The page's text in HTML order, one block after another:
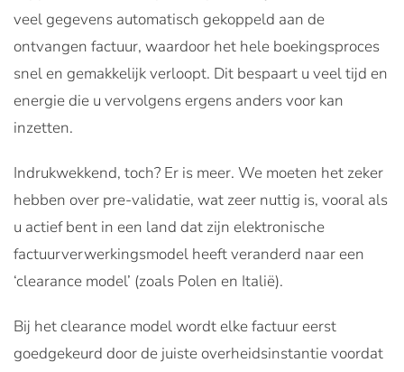
veel gegevens automatisch gekoppeld aan de
ontvangen factuur, waardoor het hele boekingsproces
snel en gemakkelijk verloopt. Dit bespaart u veel tijd en
energie die u vervolgens ergens anders voor kan
inzetten.
Indrukwekkend, toch? Er is meer. We moeten het zeker
hebben over pre-validatie, wat zeer nuttig is, vooral als
u actief bent in een land dat zijn elektronische
factuurverwerkingsmodel heeft veranderd naar een
‘clearance model’ (zoals Polen en Italië).
Bij het clearance model wordt elke factuur eerst
goedgekeurd door de juiste overheidsinstantie voordat